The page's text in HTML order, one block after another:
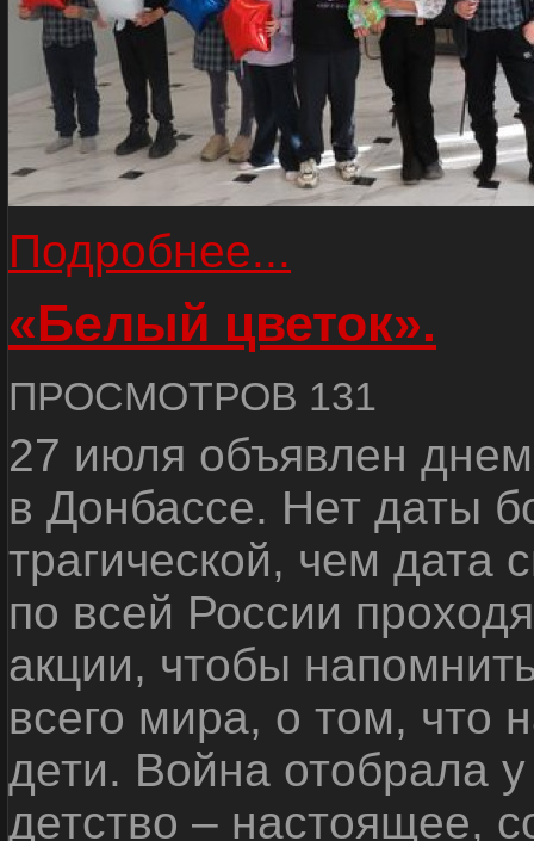
Подробнее...
«Белый цветок».
ПРОСМОТРОВ 131
27 июля объявлен
в Донбассе. Нет даты
трагической, чем дата
по всей России
акции, чтобы
всего мира, о том, что
дети. Война отобрала
детство – настоящее,